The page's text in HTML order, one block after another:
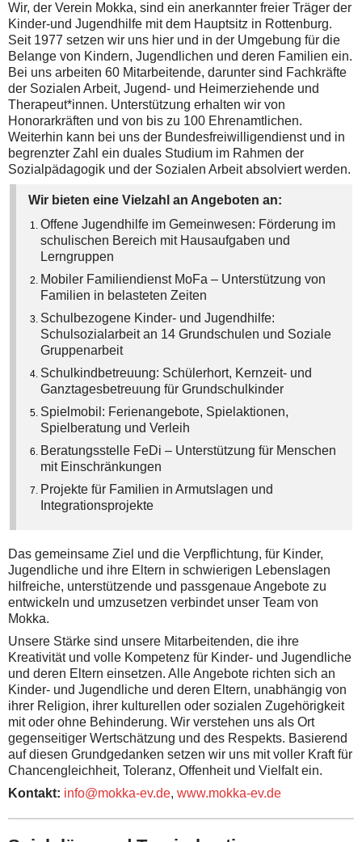
Wir, der Verein Mokka, sind ein anerkannter freier Träger der
Kinder-und Jugendhilfe mit dem Hauptsitz in Rottenburg.
Seit 1977 setzen wir uns hier und in der Umgebung für die
Belange von Kindern, Jugendlichen und deren Familien ein.
Bei uns arbeiten 60 Mitarbeitende, darunter sind Fachkräfte
der Sozialen Arbeit, Jugend- und Heimerziehende und
Therapeut*innen. Unterstützung erhalten wir von
Honorarkräften und von bis zu 100 Ehrenamtlichen.
Weiterhin kann bei uns der Bundesfreiwilligendienst und in
begrenzter Zahl ein duales Studium im Rahmen der
Sozialpädagogik und der Sozialen Arbeit absolviert werden.
Wir bieten eine Vielzahl an Angeboten an:
Offene Jugendhilfe im Gemeinwesen: Förderung im
schulischen Bereich mit Hausaufgaben und
Lerngruppen
Mobiler Familiendienst MoFa – Unterstützung von
Familien in belasteten Zeiten
Schulbezogene Kinder- und Jugendhilfe:
Schulsozialarbeit an 14 Grundschulen und Soziale
Gruppenarbeit
Schulkindbetreuung: Schülerhort, Kernzeit- und
Ganztagesbetreuung für Grundschulkinder
Spielmobil: Ferienangebote, Spielaktionen,
Spielberatung und Verleih
Beratungsstelle FeDi – Unterstützung für Menschen
mit Einschränkungen
Projekte für Familien in Armutslagen und
Integrationsprojekte
Das gemeinsame Ziel und die Verpflichtung, für Kinder,
Jugendliche und ihre Eltern in schwierigen Lebenslagen
hilfreiche, unterstützende und passgenaue Angebote zu
entwickeln und umzusetzen verbindet unser Team von
Mokka.
Unsere Stärke sind unsere Mitarbeitenden, die ihre
Kreativität und volle Kompetenz für Kinder- und Jugendliche
und deren Eltern einsetzen. Alle Angebote richten sich an
Kinder- und Jugendliche und deren Eltern, unabhängig von
ihrer Religion, ihrer kulturellen oder sozialen Zugehörigkeit
mit oder ohne Behinderung. Wir verstehen uns als Ort
gegenseitiger Wertschätzung und des Respekts. Basierend
auf diesen Grundgedanken setzen wir uns mit voller Kraft für
Chancengleichheit, Toleranz, Offenheit und Vielfalt ein.
Kontakt: info@mokka-ev.de, www.mokka-ev.de